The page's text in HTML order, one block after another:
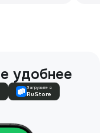
удобнее
Загрузите в
RuStore